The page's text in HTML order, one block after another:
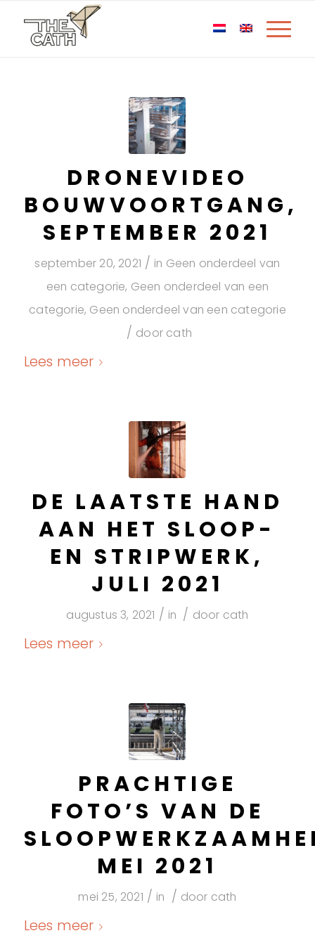
DRONEVIDEO
BOUWVOORTGANG,
SEPTEMBER 2021
september 20, 2021 / in Geen onderdeel van
een categorie, Geen onderdeel van een
categorie, Geen onderdeel van een categorie
/ door cath
Lees meer
DE LAATSTE HAND
AAN HET SLOOP-
EN STRIPWERK,
JULI 2021
augustus 3, 2021 / in / door cath
Lees meer
PRACHTIGE
FOTO’S VAN DE
MEI 2021
mei 25, 2021 / in / door cath
Lees meer